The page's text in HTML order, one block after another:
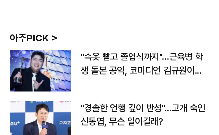
아주PICK >
"속옷 빨고 졸업식까지"…근육병 학
생 돌본 공익, 코미디언 김규원이었
"경솔한 언행 깊이 반성"…고개 숙인
신동엽, 무슨 일이길래?